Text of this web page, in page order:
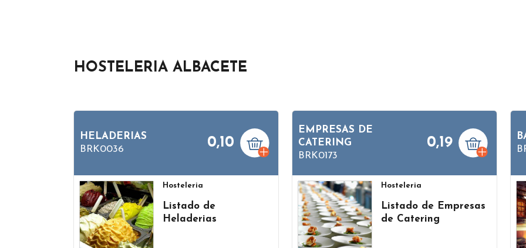
HOSTELERIA ALBACETE
HELADERIAS
BRK0036
0,10
Hosteleria
Listado de
Heladerias
EMPRESAS DE
CATERING
BRK0173
0,19
Hosteleria
Listado de Empresas
de Catering